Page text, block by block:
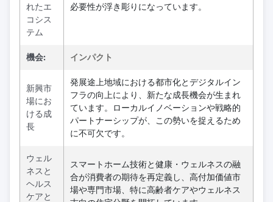
れたエ
コシス
テム
必要性が浮き彫りになっています。
機会: インパクト
新興市
場にお
ける成
長
発展途上地域における都市化とデジタルイン
フラの向上により、新たな成長機会が生まれ
ています。ローカルイノベーションや戦略的
パートナーシップが、この勢いを捉えるため
に不可欠です。
ウェル
ネスと
ヘルス
ケアと
スマートホーム技術と健康・ウェルネスの融
合が消費者の期待を再定義し、高付加価値市
場や専門市場、特に高齢者ケアやウェルネス